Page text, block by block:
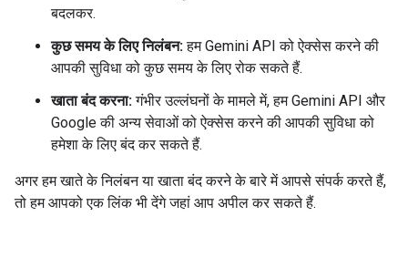
बदलकर.
कुछ समय के लिए निलंबन:हम Gemini API को ऐक्सेस करने की
आपकी सुविधा को कुछ समय के लिए रोक सकते हैं.
खाता बंद करना:गंभीर उल्लंघनों के मामले में, हम Gemini API और
Google की अन्य सेवाओं को ऐक्सेस करने की आपकी सुविधा को
हमेशा के लिए बंद कर सकते हैं.
अगर हम खाते के निलंबन या खाता बंद करने के बारे में आपसे संपर्क करते हैं,
तो हम आपको एक लिंक भी देंगे जहां आप अपील कर सकते हैं.